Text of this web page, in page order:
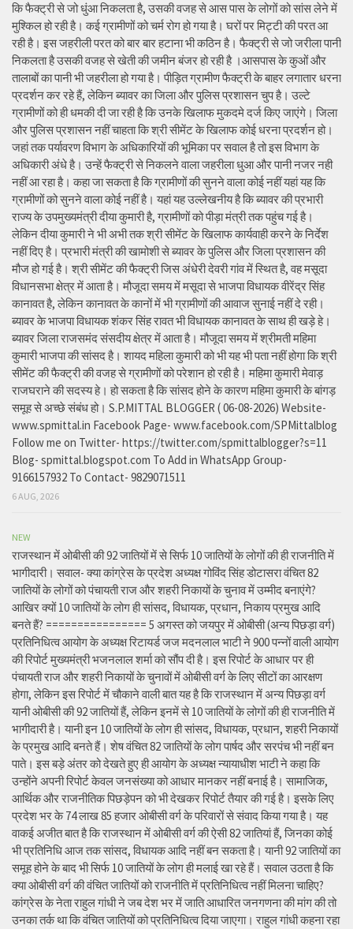
कि फैक्ट्री से जो धुंआ निकलता है, उसकी वजह से आस पास के लोगों को सांस लेने में
मुश्किल हो रही है। कई ग्रामीणों को चर्म रोग हो गया है। घरों पर मिट्टी की परत आ
रही है। इस जहरीली परत को बार बार हटाना भी कठिन है। फैक्ट्री से जो जरीला पानी
निकलता है उसकी वजह से खेती की जमीन बंजर हो रही है ।आसपास के कुओं और
तालाबों का पानी भी जहरीला हो गया है। पीड़ित ग्रामीण फैक्ट्री के बाहर लगातार धरना
प्रदर्शन कर रहे हैं, लेकिन ब्यावर का जिला और पुलिस प्रशासन चुप है। उल्टे
ग्रामीणों को ही धमकी दी जा रही है कि उनके खिलाफ मुकदमे दर्ज किए जाएंगे। जिला
और पुलिस प्रशासन नहीं चाहता कि श्री सीमेंट के खिलाफ कोई धरना प्रदर्शन हो।
जहां तक पर्यावरण विभाग के अधिकारियों की भूमिका पर सवाल है तो इस विभाग के
अधिकारी अंधे है। उन्हें फैक्ट्री से निकलने वाला जहरीला धुआ और पानी नजर नही
नहीं आ रहा है। कहा जा सकता है कि ग्रामीणों की सुनने वाला कोई नहीं यहां यह कि
ग्रामीणों को सुनने वाला कोई नहीं है। यहां यह उल्लेखनीय है कि ब्यावर की प्रभारी
राज्य के उपमुख्यमंत्री दीया कुमारी है, ग्रामीणों को पीड़ा मंत्री तक पहुंच गई है।
लेकिन दीया कुमारी ने भी अभी तक श्री सीमेंट के खिलाफ कार्यवाही करने के निर्देश
नहीं दिए है। प्रभारी मंत्री की खामोशी से ब्यावर के पुलिस और जिला प्रशासन की
मौज हो गई है। श्री सीमेंट की फैक्ट्री जिस अंधेरी देवरी गांव में स्थित है, वह मसूदा
विधानसभा क्षेत्र में आता है। मौजूदा समय में मसूदा से भाजपा विधायक वीरेंद्र सिंह
कानावत है, लेकिन कानावत के कानों में भी ग्रामीणों की आवाज सुनाई नहीं दे रही।
ब्यावर के भाजपा विधायक शंकर सिंह रावत भी विधायक कानावत के साथ ही खड़े हे।
ब्यावर जिला राजसमंद संसदीय क्षेत्र में आता है। मौजूदा समय में श्रीमती महिमा
कुमारी भाजपा की सांसद है। शायद महिला कुमारी को भी यह भी पता नहीं होगा कि श्री
सीमेंट की फैक्ट्री की वजह से ग्रामीणों को परेशान हो रही है। महिमा कुमारी मेवाड़
राजघराने की सदस्य हे। हो सकता है कि सांसद होने के कारण महिमा कुमारी के बांगड़
समूह से अच्छे संबंध हो। S.P.MITTAL BLOGGER ( 06-08-2026) Website-
www.spmittal.in Facebook Page- www.facebook.com/SPMittalblog
Follow me on Twitter- https://twitter.com/spmittalblogger?s=11
Blog- spmittal.blogspot.com To Add in WhatsApp Group-
9166157932 To Contact- 9829071511
6 AUG, 2026
NEW
राजस्थान में ओबीसी की 92 जातियों में से सिर्फ 10 जातियों के लोगों की ही राजनीति में
भागीदारी। सवाल- क्या कांग्रेस के प्रदेश अध्यक्ष गोविंद सिंह डोटासरा वंचित 82
जातियों के लोगों को पंचायती राज और शहरी निकायों के चुनाव में उम्मीद बनाएंगे?
आखिर क्यों 10 जातियों के लोग ही सांसद, विधायक, प्रधान, निकाय प्रमुख आदि
बनते हैं? ================ 5 अगस्त को जयपुर में ओबीसी (अन्य पिछड़ा वर्ग)
प्रतिनिधित्व आयोग के अध्यक्ष रिटायर्ड जज मदनलाल भाटी ने 900 पन्नों वाली आयोग
की रिपोर्ट मुख्यमंत्री भजनलाल शर्मा को सौंप दी है। इस रिपोर्ट के आधार पर ही
पंचायती राज और शहरी निकायों के चुनावों में ओबीसी वर्ग के लिए सीटों का आरक्षण
होगा, लेकिन इस रिपोर्ट में चौकाने वाली बात यह है कि राजस्थान में अन्य पिछड़ा वर्ग
यानी ओबीसी की 92 जातियों हैं, लेकिन इनमें से 10 जातियों के लोगों की ही राजनीति में
भागीदारी है। यानी इन 10 जातियों के लोग ही सांसद, विधायक, प्रधान, शहरी निकायों
के प्रमुख आदि बनते हैं। शेष वंचित 82 जातियों के लोग पार्षद और सरपंच भी नहीं बन
पाते। इस बड़े अंतर को देखते हुए ही आयोग के अध्यक्ष न्यायाधीश भाटी ने कहा कि
उन्होंने अपनी रिपोर्ट केवल जनसंख्या को आधार मानकर नहीं बनाई है। सामाजिक,
आर्थिक और राजनीतिक पिछड़ेपन को भी देखकर रिपोर्ट तैयार की गई है। इसके लिए
प्रदेश भर के 74 लाख 85 हजार ओबीसी वर्ग के परिवारों से संवाद किया गया है। यह
वाकई अजीत बात है कि राजस्थान में ओबीसी वर्ग की ऐसी 82 जातियां हैं, जिनका कोई
भी प्रतिनिधि आज तक सांसद, विधायक आदि नहीं बन सकता है। यानी 92 जातियों का
समूह होने के बाद भी सिर्फ 10 जातियों के लोग ही मलाई खा रहे हैं। सवाल उठता है कि
क्या ओबीसी वर्ग की वंचित जातियों को राजनीति में प्रतिनिधित्व नहीं मिलना चाहिए?
कांग्रेस के नेता राहुल गांधी ने जब देश भर में जाति आधारित जनगणना की मांग की तो
उनका तर्क था कि वंचित जातियों को प्रतिनिधित्व दिया जाएगा। राहुल गांधी कहना रहा